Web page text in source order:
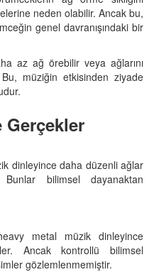
neden olabilir. Ancak bu,
genel davranışındaki bir
az ağ örebilir veya ağlarını
müziğin etkisinden ziyade
dinleyince daha düzenli ağlar
bilimsel dayanaktan
metal müzik dinleyince
Ancak kontrollü bilimsel
gözlemlenmemiştir.